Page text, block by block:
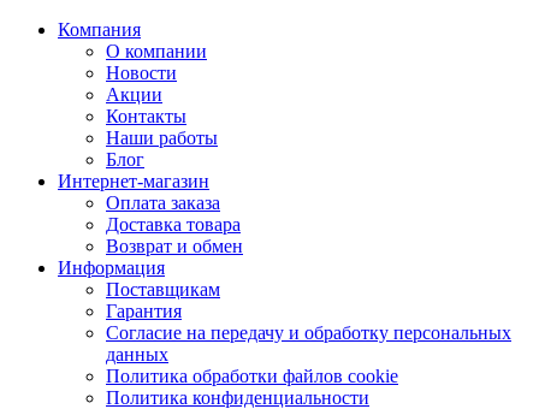
Компания
О компании
Новости
Акции
Контакты
Наши работы
Блог
Интернет-магазин
Оплата заказа
Доставка товара
Возврат и обмен
Информация
Поставщикам
Гарантия
Согласие на передачу и обработку персональных
данных
Политика обработки файлов cookie
Политика конфиденциальности